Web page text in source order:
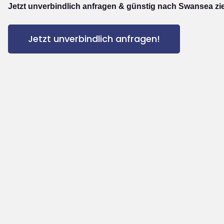
Jetzt unverbindlich anfragen & günstig nach Swansea
Jetzt unverbindlich anfragen!